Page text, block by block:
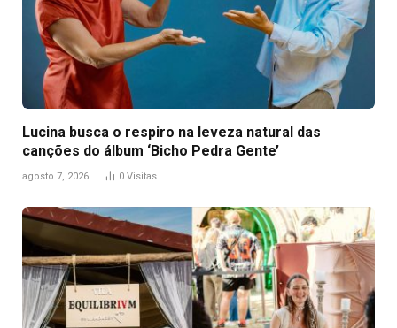
Lucina busca o respiro na leveza natural das
canções do álbum ‘Bicho Pedra Gente’
agosto 7, 2026 0 Visitas